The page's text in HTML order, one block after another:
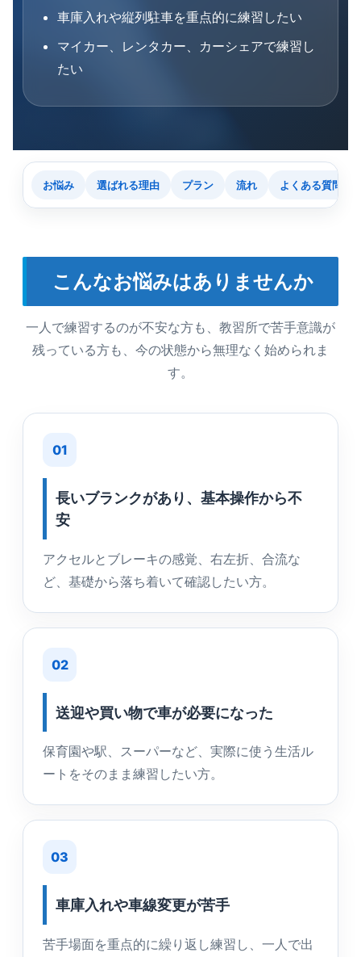
車庫入れや縦列駐車を重点的に練習したい
マイカー、レンタカー、カーシェアで練習し
たい
お悩み 選ばれる理由 プラン 流れ よくある質問
こんなお悩みはありませんか
一人で練習するのが不安な方も、教習所で苦手意識が
残っている方も、今の状態から無理なく始められま
す。
01
長いブランクがあり、基本操作から不
安
アクセルとブレーキの感覚、右左折、合流な
ど、基礎から落ち着いて確認したい方。
02
送迎や買い物で車が必要になった
保育園や駅、スーパーなど、実際に使う生活ル
ートをそのまま練習したい方。
03
車庫入れや車線変更が苦手
苦手場面を重点的に繰り返し練習し、一人で出